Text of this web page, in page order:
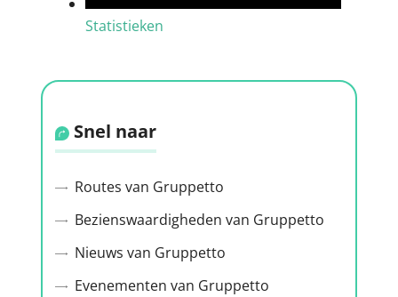
Statistieken
Snel naar
Routes van Gruppetto
Bezienswaardigheden van Gruppetto
Nieuws van Gruppetto
Evenementen van Gruppetto